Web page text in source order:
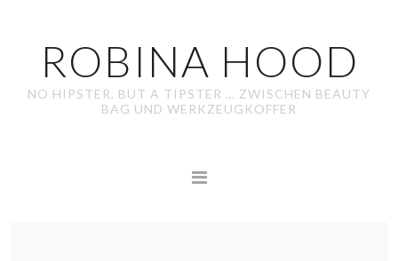
ROBINA HOOD
NO HIPSTER, BUT A TIPSTER … ZWISCHEN BEAUTY
BAG UND WERKZEUGKOFFER